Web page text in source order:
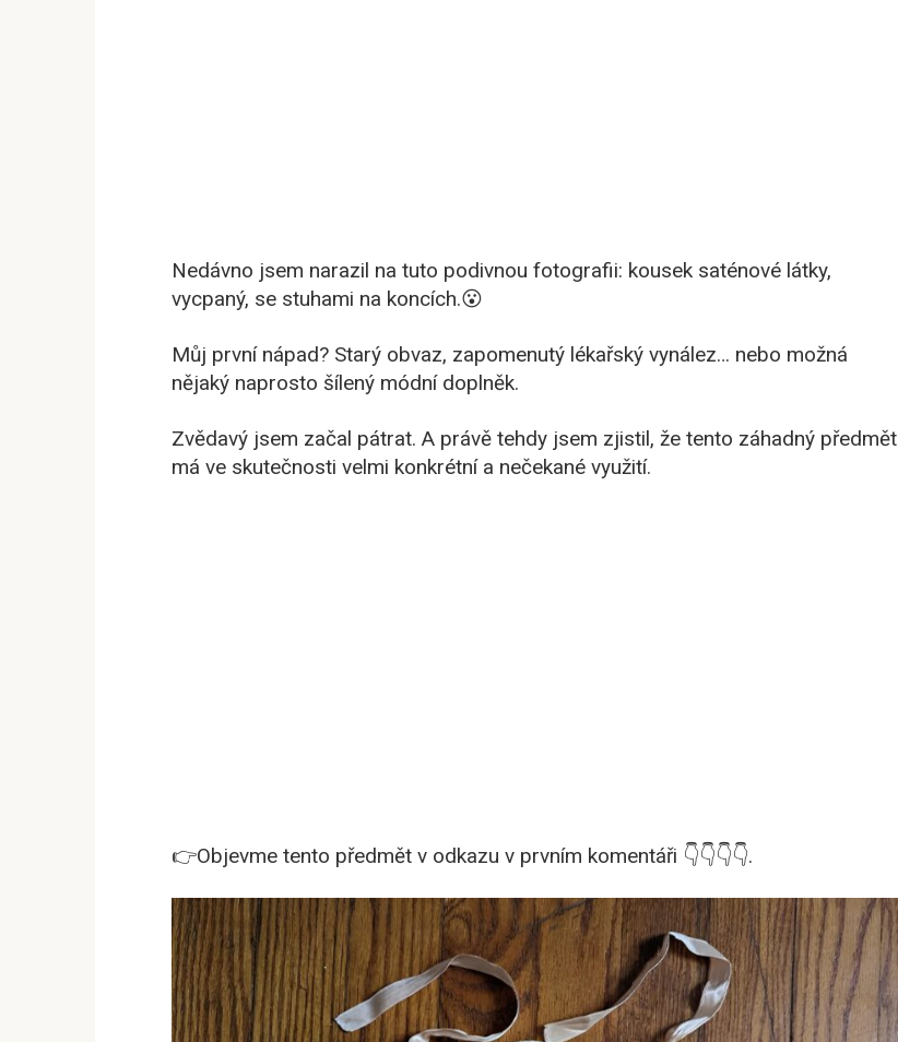
Nedávno jsem narazil na tuto podivnou fotografii: kousek saténové látky,
vycpaný, se stuhami na koncích.😮
Můj první nápad? Starý obvaz, zapomenutý lékařský vynález… nebo možná
nějaký naprosto šílený módní doplněk.
Zvědavý jsem začal pátrat. A právě tehdy jsem zjistil, že tento záhadný předmět
má ve skutečnosti velmi konkrétní a nečekané využití.
👉Objevme tento předmět v odkazu v prvním komentáři 👇👇👇👇.